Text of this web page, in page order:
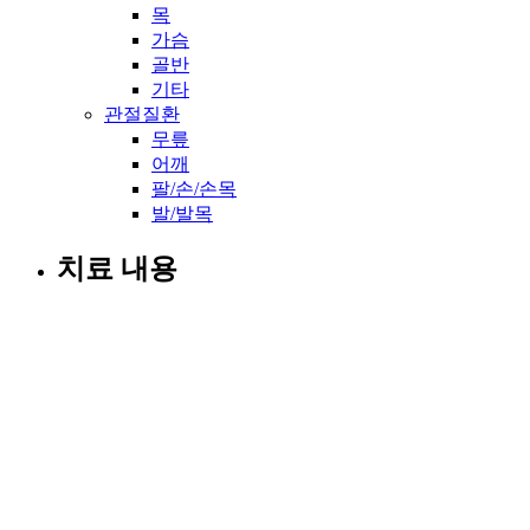
목
가슴
골반
기타
관절질환
무릎
어깨
팔/손/손목
발/발목
치료 내용